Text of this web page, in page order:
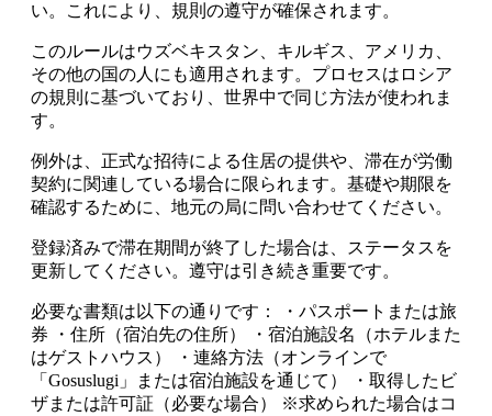
い。これにより、規則の遵守が確保されます。
このルールはウズベキスタン、キルギス、アメリカ、
その他の国の人にも適用されます。プロセスはロシア
の規則に基づいており、世界中で同じ方法が使われま
す。
例外は、正式な招待による住居の提供や、滞在が労働
契約に関連している場合に限られます。基礎や期限を
確認するために、地元の局に問い合わせてください。
登録済みで滞在期間が終了した場合は、ステータスを
更新してください。遵守は引き続き重要です。
必要な書類は以下の通りです： ・パスポートまたは旅
券 ・住所（宿泊先の住所） ・宿泊施設名（ホテルまた
はゲストハウス） ・連絡方法（オンラインで
「Gosuslugi」または宿泊施設を通じて） ・取得したビ
ザまたは許可証（必要な場合） ※求められた場合はコ